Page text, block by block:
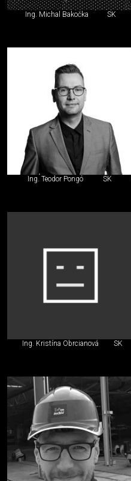
Ing. Michal Bakočka SK
Ing. Teodor Pongó SK
Ing. Kristína Obrcianová SK